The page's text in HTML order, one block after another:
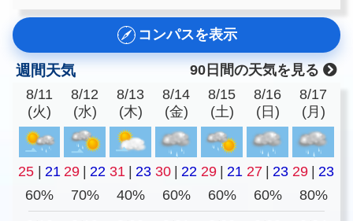
コンパスを表示
週間天気
90日間の天気を見る
8/11
(火)
8/12
(水)
8/13
(木)
8/14
(金)
8/15
(土)
8/16
(日)
8/17
(月)
25 21 29 22 31 23 30 22 29 21 27 23 29
23
60%
70% 40% 60% 60% 60% 80%